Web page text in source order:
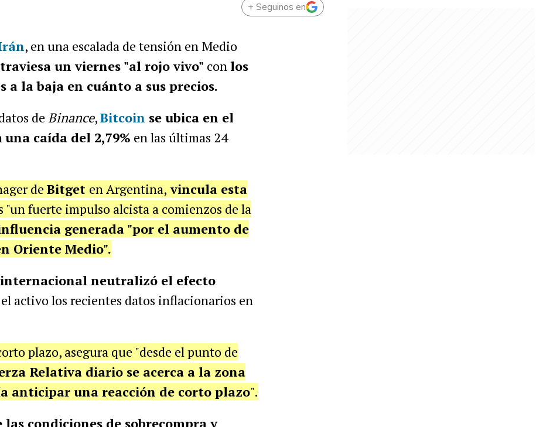
+ Seguinos en
, en una escalada de tensión en Medio
un viernes "al rojo vivo" conlos
la baja en cuánto a sus precios.
de Binance,Bitcoin se ubica en el
una caída del 2,79% en las últimas 24
de Bitget en Argentina, vincula esta
"un fuerte impulso alcista a comienzos de la
generada "por el aumento de
Oriente Medio".
neutralizó el efecto
activo los recientes datos inflacionarios en
plazo, asegura que "desde el punto de
Relativa diario se acerca a la zona
anticipar una reacción de corto plazo".
las condiciones de sobrecompra y